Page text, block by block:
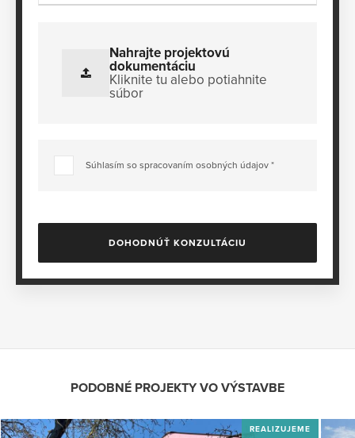
Nahrajte projektovú
dokumentáciu
Kliknite tu alebo potiahnite
súbor
Súhlasím so spracovaním osobných údajov *
DOHODNÚŤ KONZULTÁCIU
PODOBNÉ PROJEKTY VO VÝSTAVBE
REALIZUJEME